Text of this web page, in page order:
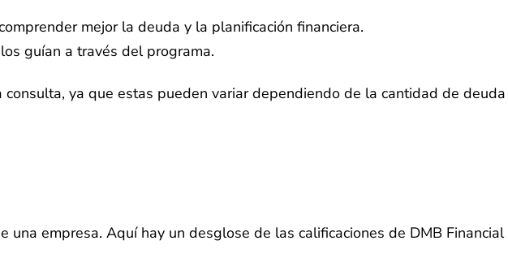
mejor la deuda y la planificación financiera.
guían a través del programa.
ya que estas pueden variar dependiendo de la cantidad de deuda
empresa. Aquí hay un desglose de las calificaciones de DMB Financial